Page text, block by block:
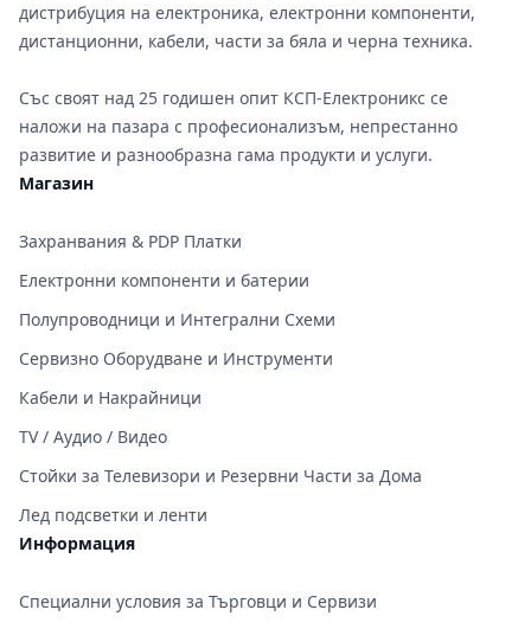
дистрибуция на електроника, електронни компоненти,
дистанционни, кабели, части за бяла и черна техника.
Със своят над 25 годишен опит КСП-Електроникс се
наложи на пазара с професионализъм, непрестанно
развитие и разнообразна гама продукти и услуги.
Магазин
Захранвания & PDP Платки
Електронни компоненти и батерии
Полупроводници и Интегрални Схеми
Сервизно Оборудване и Инструменти
Кабели и Накрайници
TV / Аудио / Видео
Стойки за Телевизори и Резервни Части за Дома
Лед подсветки и ленти
Информация
Специални условия за Търговци и Сервизи